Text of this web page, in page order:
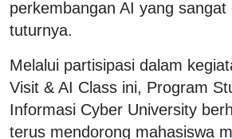
perkembangan AI yang sangat
tuturnya.
Melalui partisipasi dalam
Visit & AI Class ini, Program
Informasi Cyber University
terus mendorong mahasiswa